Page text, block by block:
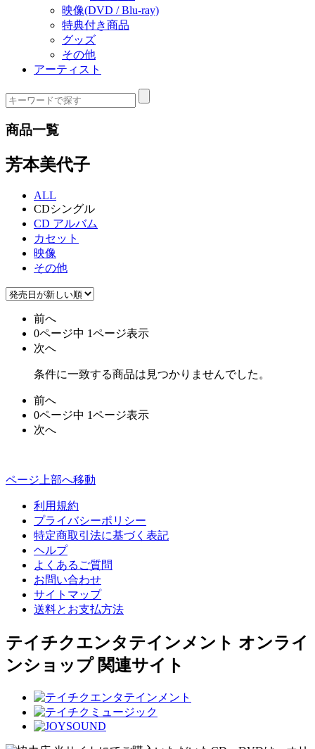
映像(DVD / Blu-ray)
特典付き商品
グッズ
その他
アーティスト
商品一覧
芳本美代子
ALL
CDシングル
CD アルバム
カセット
映像
その他
前へ
0ページ中 1ページ表示
次へ
条件に一致する商品は見つかりませんでした。
前へ
0ページ中 1ページ表示
次へ
ページ上部へ移動
利用規約
プライバシーポリシー
特定商取引法に基づく表記
ヘルプ
よくあるご質問
お問い合わせ
サイトマップ
送料とお支払方法
テイチクエンタテインメント オンライ
ンショップ 関連サイト